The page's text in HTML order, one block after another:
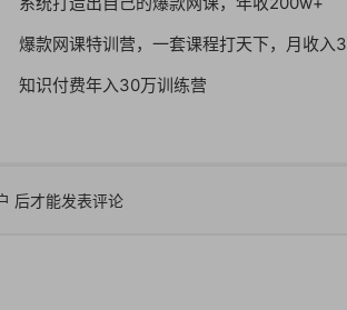
爆款网课特训营，一套课程打天下，月收入3万到10万之10个实操法
知识付费年入30万训练营
后才能发表评论